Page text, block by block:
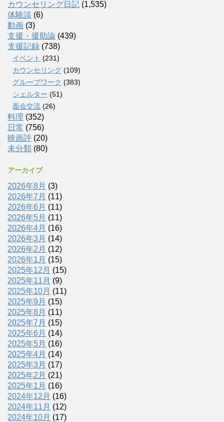
カウンセリング日記 (1,535)
体験談 (6)
動画 (3)
支援・援助論 (439)
支援記録 (738)
イベント (231)
カウンセリング (109)
グループワーク (383)
シェルター (51)
面会交流 (26)
料理 (352)
日常 (756)
映画評 (20)
未分類 (80)
アーカイブ
2026年8月 (3)
2026年7月 (11)
2026年6月 (11)
2026年5月 (11)
2026年4月 (16)
2026年3月 (14)
2026年2月 (12)
2026年1月 (15)
2025年12月 (15)
2025年11月 (9)
2025年10月 (11)
2025年9月 (15)
2025年8月 (11)
2025年7月 (15)
2025年6月 (14)
2025年5月 (16)
2025年4月 (14)
2025年3月 (17)
2025年2月 (21)
2025年1月 (16)
2024年12月 (16)
2024年11月 (12)
2024年10月 (17)